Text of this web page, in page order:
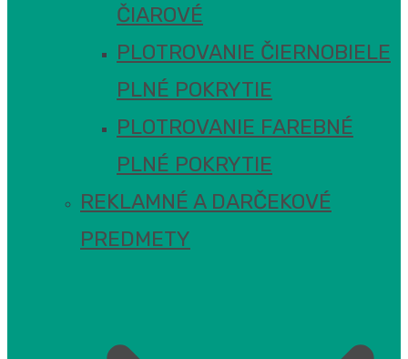
ČIAROVÉ
PLOTROVANIE ČIERNOBIELE
PLNÉ POKRYTIE
PLOTROVANIE FAREBNÉ
PLNÉ POKRYTIE
REKLAMNÉ A DARČEKOVÉ
PREDMETY